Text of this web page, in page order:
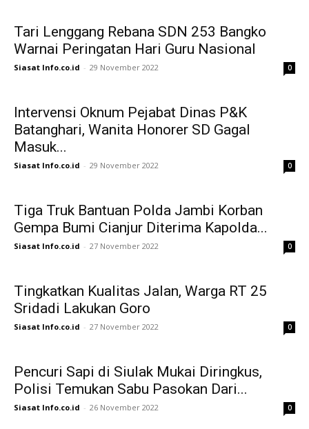
Tari Lenggang Rebana SDN 253 Bangko
Warnai Peringatan Hari Guru Nasional
Siasat Info.co.id - 29 November 2022 0
Intervensi Oknum Pejabat Dinas P&K
Batanghari, Wanita Honorer SD Gagal
Masuk...
Siasat Info.co.id - 29 November 2022 0
Tiga Truk Bantuan Polda Jambi Korban
Gempa Bumi Cianjur Diterima Kapolda...
Siasat Info.co.id - 27 November 2022 0
Tingkatkan Kualitas Jalan, Warga RT 25
Sridadi Lakukan Goro
Siasat Info.co.id - 27 November 2022 0
Pencuri Sapi di Siulak Mukai Diringkus,
Polisi Temukan Sabu Pasokan Dari...
Siasat Info.co.id - 26 November 2022 0